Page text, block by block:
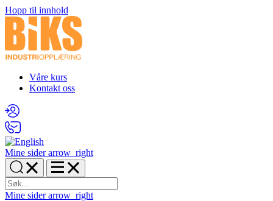
Hopp til innhold
Våre kurs
Kontakt oss
Mine sider arrow_right
Mine sider arrow_right